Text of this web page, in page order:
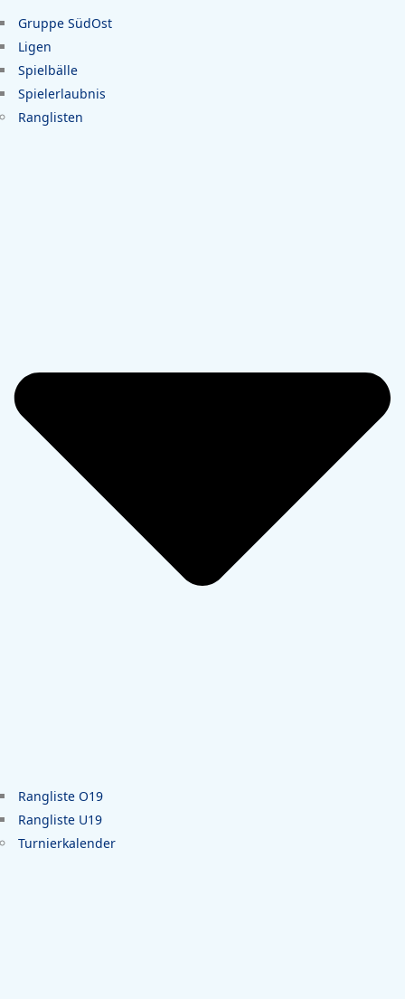
Gruppe SüdOst
Ligen
Spielbälle
Spielerlaubnis
Ranglisten
Rangliste O19
Rangliste U19
Turnierkalender